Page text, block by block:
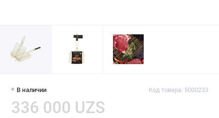
В наличии Код товара: 5000233
336 000 UZS